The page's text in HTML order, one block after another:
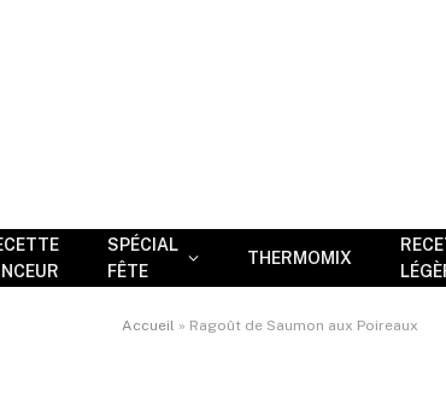
SPÉCIAL
FÊTE
THERMOMIX
Accueil » Ragoût de Saumon aux Poireaux